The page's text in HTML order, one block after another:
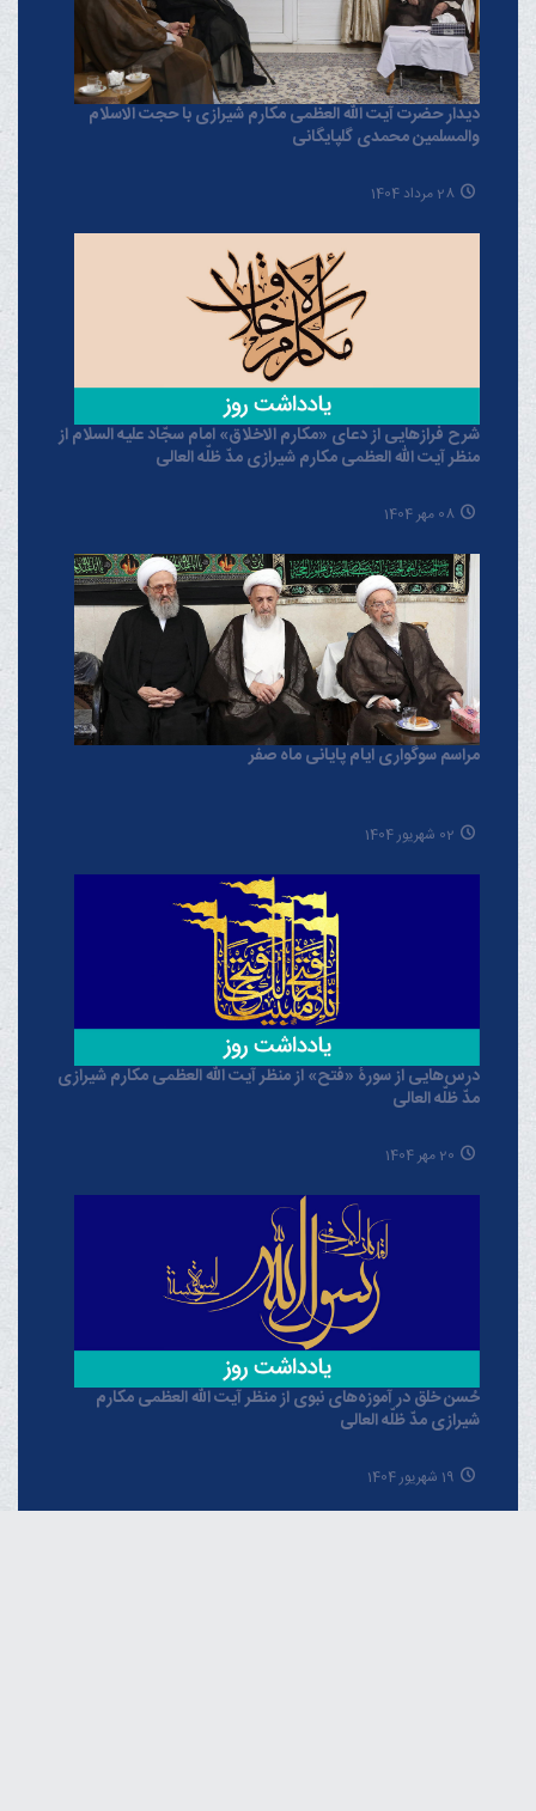
دیدار حضرت آیت الله العظمی مکارم شیرازی با حجت الاسلام
والمسلمین محمدی گلپایگانی
28 مرداد 1404
شرح فرازهایی از دعای «مکارم الاخلاق» امام سجّاد علیه السلام از
منظر آیت الله العظمی مکارم شیرازی مدّ ظلّه العالی
08 مهر 1404
مراسم سوگواری ایام پایانی ماه صفر
02 شهریور 1404
درس‌هایی از سورۀ «فتح» از منظر آیت الله العظمی مکارم شیرازی
مدّ ظلّه العالی
20 مهر 1404
حُسن خلق در آموزه‌های نبوی از منظر آیت الله العظمی مکارم
شیرازی مدّ ظلّه العالی
19 شهریور 1404